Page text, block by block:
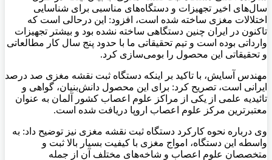
سال‌های اخیر تجهیزات و دستگاه‌های مناسبی برای شناسایی
اختلالات مغزی ساخته شده است، افزود: این درحالی است که
تاکنون در ایران چنین دستگاهی ساخته نشده بود و بیشتر تجهیزات
وارداتی بوده است و تیم تحقیقاتی ما با حدود پنج سال کار مطالعاتی
و تحقیقاتی این محصول را بومی‌سازی کرد.
مهندس آسایش، با تاکید بر اینکه دستگاه ثبت نقشه مغزی صد درصد
ایرانی است، تصریح کرد: برای این محصول دانش‌بنیان، گواهی و
تائیدیه علمی از یکی از مراکز علوم اعصاب کشور آلمان به عنوان
معتبرترین مرکز علوم اعصاب اروپا دریافت شده است.
وی درباره نحوه کارکرد دستگاه ثبت نقشه مغزی نیز توضیح داد: به
واسطه این دستگاه، امواج مغزی با کیفیت بسیار بالا ثبت و
متخصصان علوم اعصاب و شاخه‌های مختلف آن از جمله